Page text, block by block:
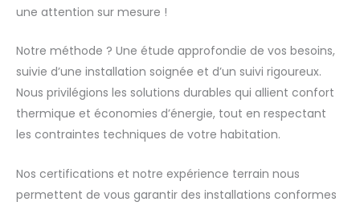
une attention sur mesure !
Notre méthode ? Une étude approfondie de vos besoins,
suivie d’une installation soignée et d’un suivi rigoureux.
Nous privilégions les solutions durables qui allient confort
thermique et économies d’énergie, tout en respectant
les contraintes techniques de votre habitation.
Nos certifications et notre expérience terrain nous
permettent de vous garantir des installations conformes